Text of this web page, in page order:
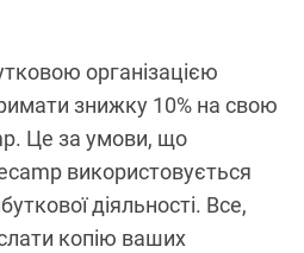
організацією
знижку 10% на свою
Це за умови, що
використовується
діяльності. Все,
копію ваших